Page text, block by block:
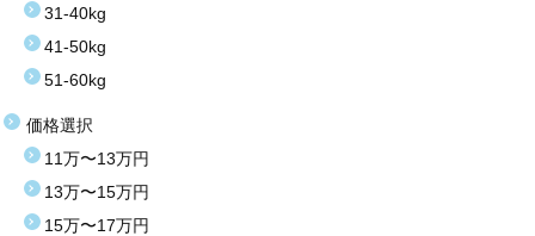
31-40kg
41-50kg
51-60kg
価格選択
11万〜13万円
13万〜15万円
15万〜17万円